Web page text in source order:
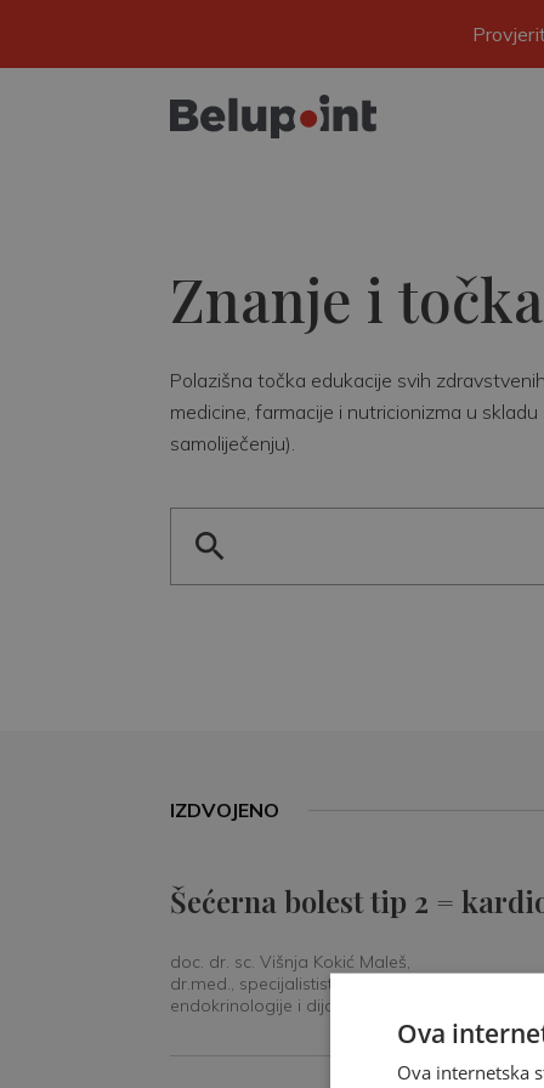
Znanje i točka
Polazišna točka edukacije svih
medicine, farmacije i nutricionizma u
samoliječenju).
IZDVOJENO
Šećerna bolest tip 2 =
doc. dr. sc. Višnja Kokić Maleš,
dr.med., specijalististica
endokrinologije i dijabetologije
Ova
Ova internetska